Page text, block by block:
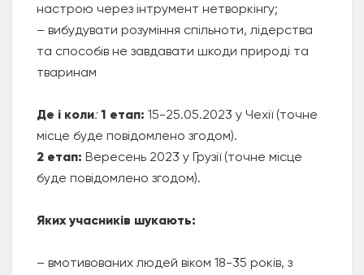
настрою через інтрумент нетворкінгу;
– вибудувати розуміння спільноти, лідерства
та способів не завдавати шкоди природі та
тваринам
Де і коли: 1 етап: 15-25.05.2023 у Чехії (точне
місце буде повідомлено згодом).
2 етап: Вересень 2023 у Грузії (точне місце
буде повідомлено згодом).
Яких учасників шукають:
– вмотивованих людей віком 18-35 років, з